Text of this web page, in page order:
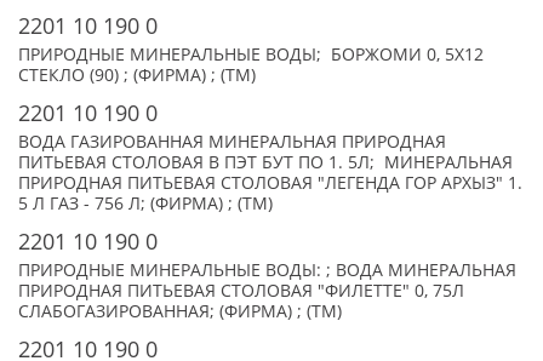
2201 10 190 0
ПРИРОДНЫЕ МИНЕРАЛЬНЫЕ ВОДЫ; БОРЖОМИ 0, 5Х12
СТЕКЛО (90) ; (ФИРМА) ; (TM)
2201 10 190 0
ВОДА ГАЗИРОВАННАЯ МИНЕРАЛЬНАЯ ПРИРОДНАЯ
ПИТЬЕВАЯ СТОЛОВАЯ В ПЭТ БУТ ПО 1. 5Л; МИНЕРАЛЬНАЯ
ПРИРОДНАЯ ПИТЬЕВАЯ СТОЛОВАЯ "ЛЕГЕНДА ГОР АРХЫЗ" 1.
5 Л ГАЗ - 756 Л; (ФИРМА) ; (TM)
2201 10 190 0
ПРИРОДНЫЕ МИНЕРАЛЬНЫЕ ВОДЫ: ; ВОДА МИНЕРАЛЬНАЯ
ПРИРОДНАЯ ПИТЬЕВАЯ СТОЛОВАЯ "ФИЛЕТТЕ" 0, 75Л
СЛАБОГАЗИРОВАННАЯ; (ФИРМА) ; (TM)
2201 10 190 0